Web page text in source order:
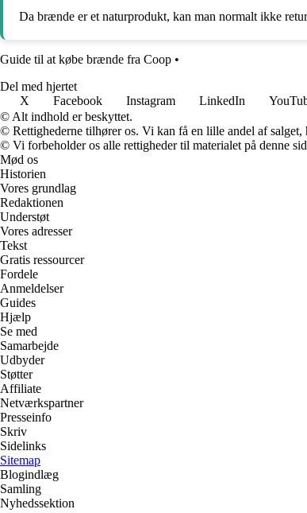
Da brænde er et naturprodukt, kan man normalt ikke
Guide til at købe brænde fra Coop •
Del med hjertet
X
Facebook Instagram LinkedIn
© Alt indhold er beskyttet.
© Rettighederne tilhører os. Vi kan få en lille andel af
© Vi forbeholder os alle rettigheder til materialet på denne
Mød os
Historien
Vores grundlag
Redaktionen
Understøt
Vores adresser
Tekst
Gratis ressourcer
Fordele
Anmeldelser
Guides
Hjælp
Se med
Samarbejde
Udbyder
Støtter
Affiliate
Netværkspartner
Presseinfo
Skriv
Sidelinks
Sitemap
Blogindlæg
Samling
Nyhedssektion